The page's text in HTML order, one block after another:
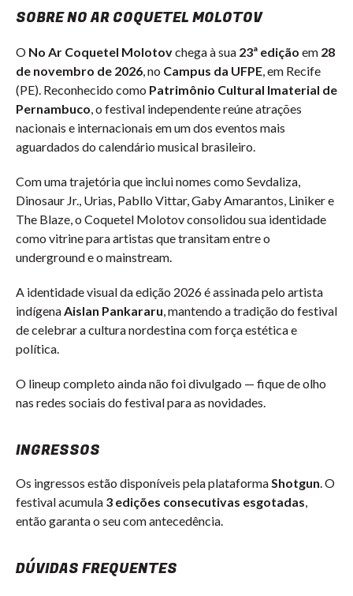
SOBRE NO AR COQUETEL MOLOTOV
O No Ar Coquetel Molotovchega à sua 23ª edição em 28
de novembro de 2026, no Campus da UFPE, em Recife
(PE). Reconhecido como Patrimônio Cultural Imaterial de
Pernambuco, o festival independente reúne atrações
nacionais e internacionais em um dos eventos mais
aguardados do calendário musical brasileiro.
Com uma trajetória que inclui nomes como Sevdaliza,
Dinosaur Jr., Urias, Pabllo Vittar, Gaby Amarantos, Liniker e
The Blaze, o Coquetel Molotov consolidou sua identidade
como vitrine para artistas que transitam entre o
underground e o mainstream.
A identidade visual da edição 2026 é assinada pelo artista
indígenaAislan Pankararu, mantendo a tradição do festival
de celebrar a cultura nordestina com força estética e
política.
O lineup completo ainda não foi divulgado — fique de olho
nas redes sociais do festival para as novidades.
INGRESSOS
Os ingressos estão disponíveis pela plataformaShotgun. O
festival acumula 3 edições consecutivas esgotadas,
então garanta o seu com antecedência.
DÚVIDAS FREQUENTES